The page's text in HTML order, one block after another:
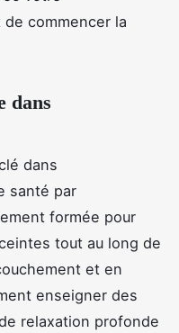
commencer la
dans
dans
santé par
formée pour
tout au long de
et en
enseigner des
relaxation profonde